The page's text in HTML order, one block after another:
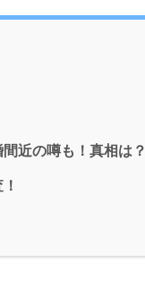
近の噂も！真相は？